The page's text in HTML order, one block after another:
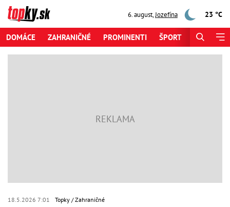
6. august,Jozefína 23 °C
DOMÁCE ZAHRANIČNÉ PROMINENTI ŠPORT
18.5.2026 7:01 Topky Zahraničné